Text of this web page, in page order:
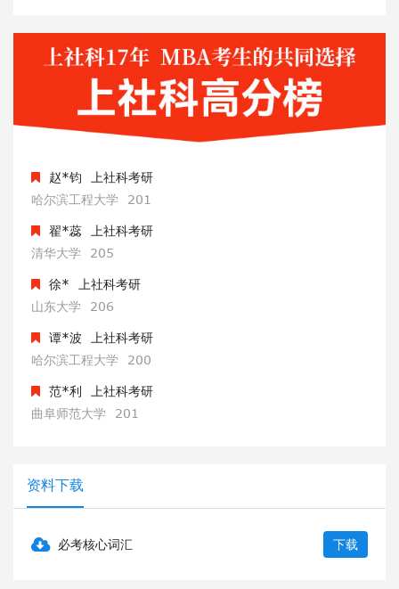
谭*波 上社科考研
哈尔滨工程大学
200
赵*钧
上社科考研
哈尔滨工程大学
201
翟*蕊
上社科考研
清华大学
205
徐*
上社科考研
山东大学
206
谭*波
上社科考研
哈尔滨工程大学
200
范*利
上社科考研
曲阜师范大学
201
翟*蕊
徐* 上社科考研
资料下载
必考核心词汇 下载